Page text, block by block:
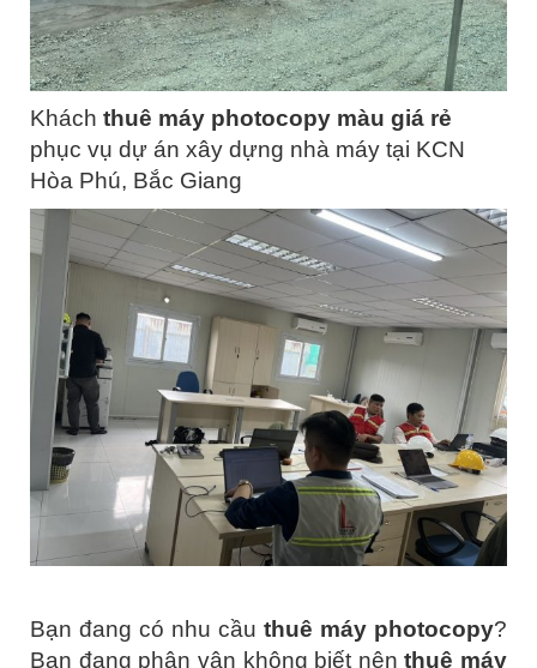
Khách thuê máy photocopy màu giá rẻ
phục vụ dự án xây dựng nhà máy tại KCN
Hòa Phú, Bắc Giang
Bạn đang có nhu cầu thuê máy photocopy?
Bạn đang phân vân không biết nênthuê máy